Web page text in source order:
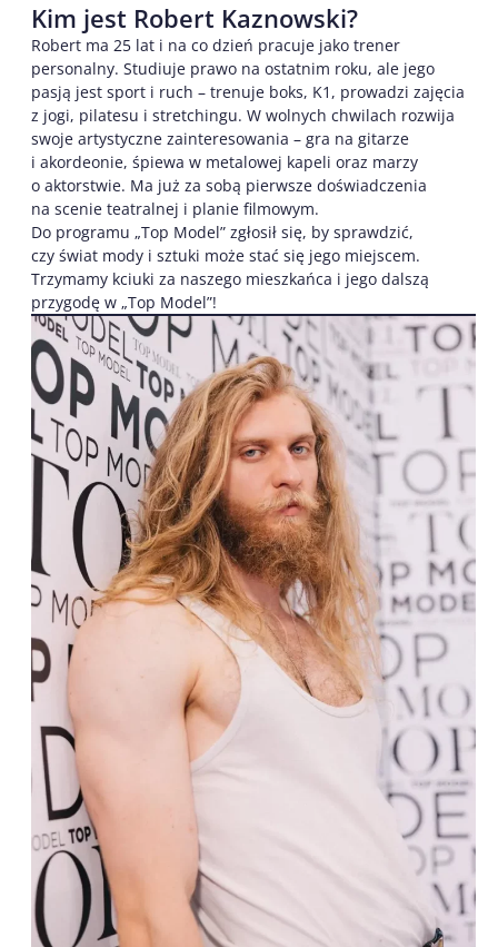
Kim jest Robert Kaznowski?
Robert ma 25 lat i na co dzień pracuje jako trener
personalny. Studiuje prawo na ostatnim roku, ale jego
pasją jest sport i ruch – trenuje boks, K1, prowadzi zajęcia
z jogi, pilatesu i stretchingu. W wolnych chwilach rozwija
swoje artystyczne zainteresowania – gra na gitarze
i akordeonie, śpiewa w metalowej kapeli oraz marzy
o aktorstwie. Ma już za sobą pierwsze doświadczenia
na scenie teatralnej i planie filmowym.
Do programu „Top Model” zgłosił się, by sprawdzić,
czy świat mody i sztuki może stać się jego miejscem.
Trzymamy kciuki za naszego mieszkańca i jego dalszą
przygodę w „Top Model”!